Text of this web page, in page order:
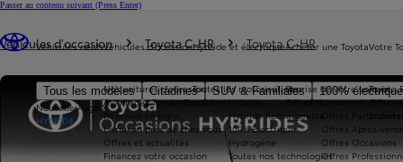
Passer au contenu suivant (Press Enter)
Véhicules neufs
Tous les modèles Citadines SUV & Familiales 100%
Nouvelle Aygo X
HYBRIDE
Véhicules d'occasion
Nos voitures d'occasion
Avantages Toyota Occasions
Réservez en ligne
Livraison près de chez vous
Offres et actualités
Financez votre occasion
Hybride et électrique
Toutes les motorisations
Hybride
Hybride Rechargeable
100% Électrique
Hydrogène
Toutes nos technologies
Acheter une Toyota
Reprise de votre voiture
Offres du moment
Offres Après-
Offres Occasions
Offres
Votre
Toyota
Offres
Véhicules d'occasion Toyota C-HR Toyota C-HR